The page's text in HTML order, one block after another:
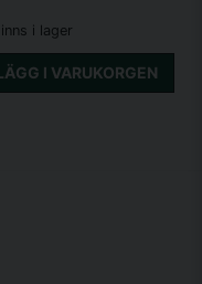
i lager
I VARUKORGEN